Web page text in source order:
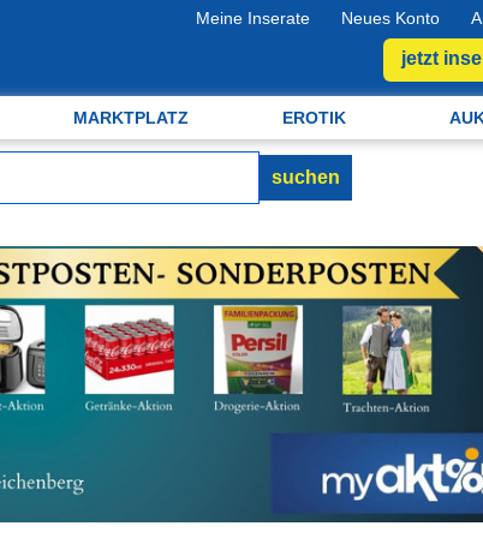
Meine Inserate Neues Konto
jetzt
MARKTPLATZ EROTIK
suchen